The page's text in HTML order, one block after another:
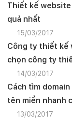
Thiết kế website
quả nhất
15/03/2017
Công ty thiết kế
chọn công ty
14/03/2017
Cách tìm
tên miền nhanh
13/03/2017